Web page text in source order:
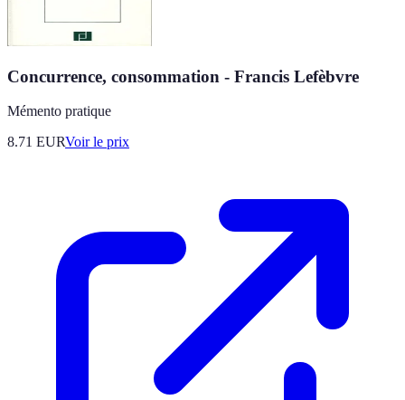
Concurrence, consommation - Francis Lefèbvre
Mémento pratique
8.71 EURVoir le prix